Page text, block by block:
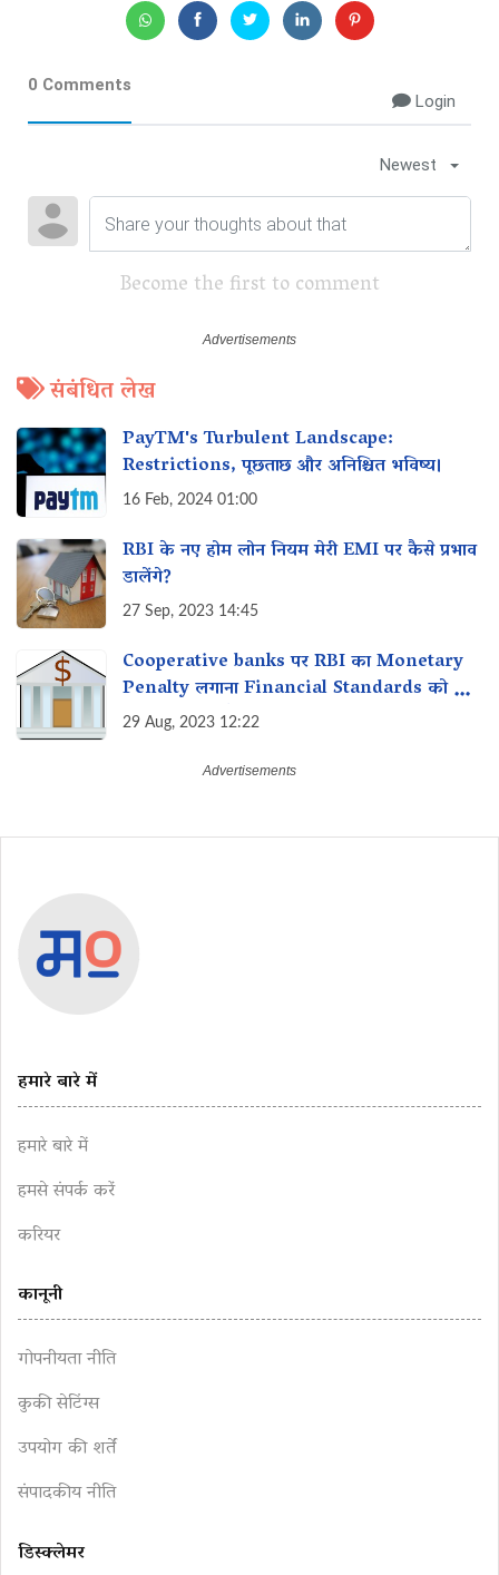
0 Comments
Login
Newest
Become the first to comment
संबंधित लेख
PayTM's Turbulent Landscape:
Restrictions, पूछताछ और अनिश्चित भविष्य।
16 Feb, 2024 01:00
RBI के नए होम लोन नियम मेरी EMI पर कैसे प्रभाव
डालेंगे?
27 Sep, 2023 14:45
Cooperative banks पर RBI का Monetary
Penalty लगाना Financial Standards को कैसे
बरकरार रखता है?
29 Aug, 2023 12:22
हमारे बारे में
हमारे बारे में
हमसे संपर्क करें
करियर
कानूनी
गोपनीयता नीति
कुकी सेटिंग्स
उपयोग की शर्तें
संपादकीय नीति
डिस्क्लेमर